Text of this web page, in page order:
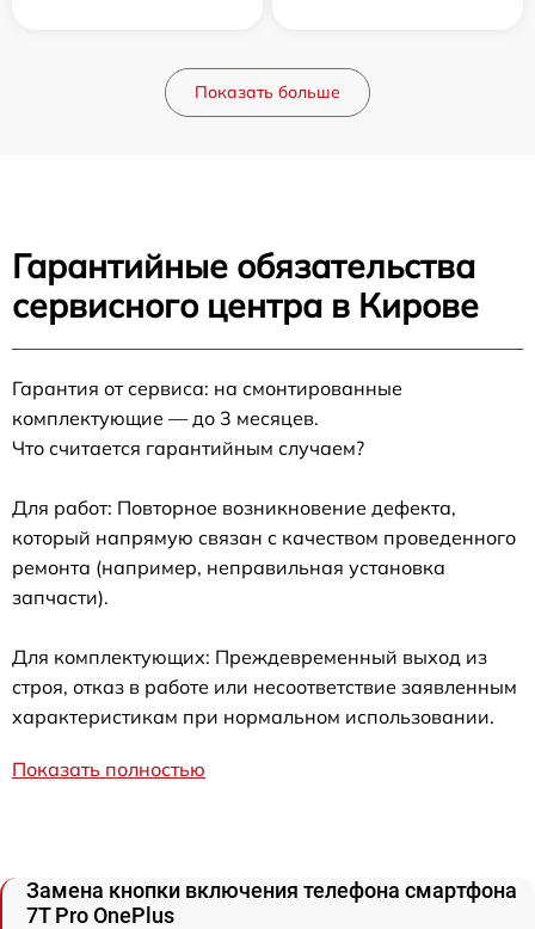
Показать больше
Гарантийные обязательства
сервисного центра в Кирове
Гарантия от сервиса: на смонтированные
комплектующие — до 3 месяцев.
Что считается гарантийным случаем?
Для работ: Повторное возникновение дефекта,
который напрямую связан с качеством проведенного
ремонта (например, неправильная установка
запчасти).
Для комплектующих: Преждевременный выход из
строя, отказ в работе или несоответствие заявленным
характеристикам при нормальном использовании.
Показать полностью
Замена кнопки включения телефона смартфона
7T Pro OnePlus